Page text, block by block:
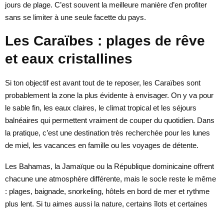
jours de plage. C’est souvent la meilleure manière d’en profiter
sans se limiter à une seule facette du pays.
Les Caraïbes : plages de rêve
et eaux cristallines
Si ton objectif est avant tout de te reposer, les Caraïbes sont
probablement la zone la plus évidente à envisager. On y va pour
le sable fin, les eaux claires, le climat tropical et les séjours
balnéaires qui permettent vraiment de couper du quotidien. Dans
la pratique, c’est une destination très recherchée pour les lunes
de miel, les vacances en famille ou les voyages de détente.
Les Bahamas, la Jamaïque ou la République dominicaine offrent
chacune une atmosphère différente, mais le socle reste le même
: plages, baignade, snorkeling, hôtels en bord de mer et rythme
plus lent. Si tu aimes aussi la nature, certains îlots et certaines